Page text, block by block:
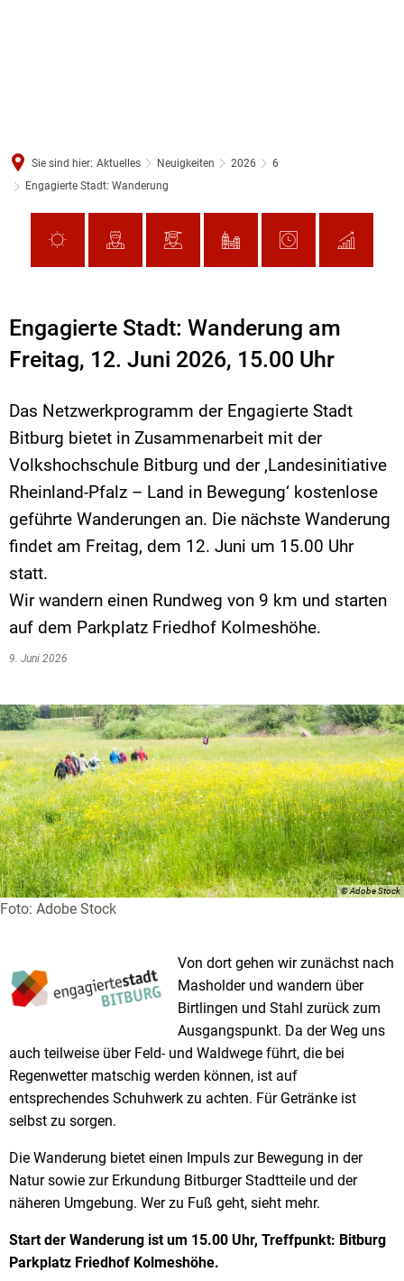
Sie sind hier: Aktuelles Neuigkeiten 2026
6
Engagierte Stadt: Wanderung
Engagierte Stadt: Wanderung am
Freitag, 12. Juni 2026, 15.00 Uhr
Das Netzwerkprogramm der Engagierte Stadt
Bitburg bietet in Zusammenarbeit mit der
Volkshochschule Bitburg und der ‚Landesinitiative
Rheinland-Pfalz – Land in Bewegung‘ kostenlose
geführte Wanderungen an. Die nächste Wanderung
findet am Freitag, dem 12. Juni um 15.00 Uhr
statt.
Wir wandern einen Rundweg von 9 km und starten
auf dem Parkplatz Friedhof Kolmeshöhe.
9. Juni 2026
© Adobe Stock
Foto: Adobe Stock
Von dort gehen wir zunächst nach
Masholder und wandern über
Birtlingen und Stahl zurück zum
Ausgangspunkt. Da der Weg uns
auch teilweise über Feld- und Waldwege führt, die bei
Regenwetter matschig werden können, ist auf
entsprechendes Schuhwerk zu achten. Für Getränke ist
selbst zu sorgen.
Die Wanderung bietet einen Impuls zur Bewegung in der
Natur sowie zur Erkundung Bitburger Stadtteile und der
näheren Umgebung. Wer zu Fuß geht, sieht mehr.
Start der Wanderung ist um 15.00 Uhr, Treffpunkt: Bitburg
Parkplatz Friedhof Kolmeshöhe.